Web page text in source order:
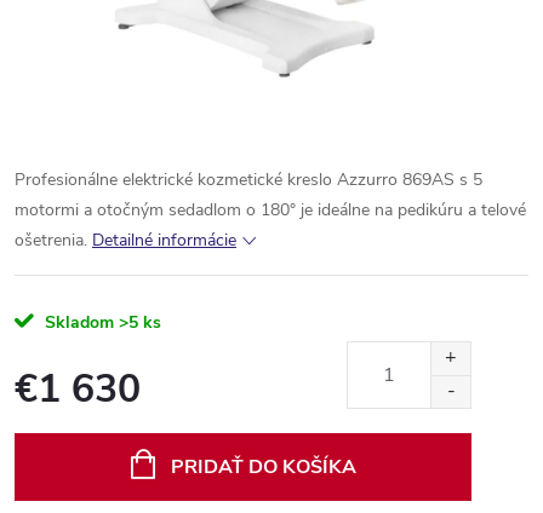
Profesionálne elektrické kozmetické kreslo Azzurro 869AS s 5
motormi a otočným sedadlom o 180° je ideálne na pedikúru a telové
ošetrenia. Detailné informácie
Skladom >5 ks
€1 630
PRIDAŤ DO KOŠÍKA